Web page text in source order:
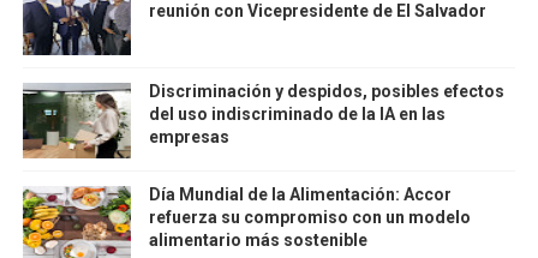
reunión con Vicepresidente de El Salvador
Discriminación y despidos, posibles efectos
del uso indiscriminado de la IA en las
empresas
Día Mundial de la Alimentación: Accor
refuerza su compromiso con un modelo
alimentario más sostenible